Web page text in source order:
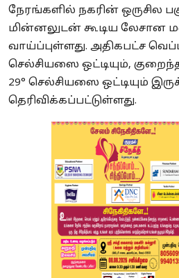
நேரங்களில் நகரின் ஒருசில
மின்னலுடன் கூடிய லேசான
வாய்ப்புள்ளது. அதிகபட்ச
செல்சியஸை ஒட்டியும்,
29° செல்சியஸை ஒட்டியும்
தெரிவிக்கப்பட்டுள்ளது.